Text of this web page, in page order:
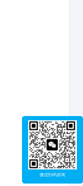
微信扫码咨询